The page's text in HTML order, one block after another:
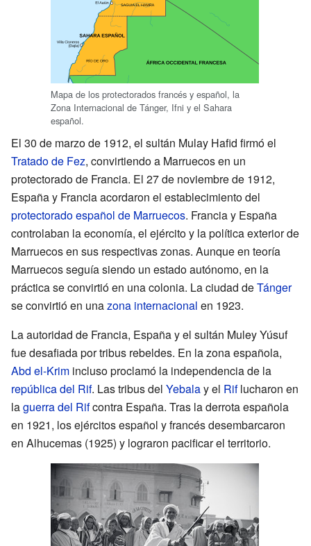
Mapa de los protectorados francés y español, la
Zona Internacional de Tánger, Ifni y el Sahara
español.
El 30 de marzo de 1912, el sultán Mulay Hafid firmó el
Tratado de Fez, convirtiendo a Marruecos en un
protectorado de Francia. El 27 de noviembre de 1912,
España y Francia acordaron el establecimiento del
protectorado español de Marruecos. Francia y España
controlaban la economía, el ejército y la política exterior de
Marruecos en sus respectivas zonas. Aunque en teoría
Marruecos seguía siendo un estado autónomo, en la
práctica se convirtió en una colonia. La ciudad deTánger
se convirtió en unazona internacional en 1923.
La autoridad de Francia, España y el sultán Muley Yúsuf
fue desafiada por tribus rebeldes. En la zona española,
Abd el-Krim incluso proclamó la independencia de la
república del Rif. Las tribus del Yebalay el Riflucharon en
laguerra del Rifcontra España. Tras la derrota española
en 1921, los ejércitos español y francés desembarcaron
en Alhucemas (1925) y lograron pacificar el territorio.